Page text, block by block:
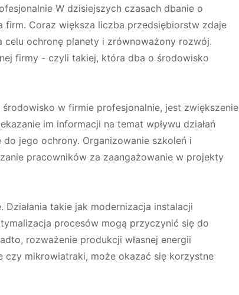
W dzisiejszych czasach dbanie o
firm. Coraz większa liczba przedsiębiorstw zdaje
celu ochronę planety i zrównoważony rozwój.
firmy - czyli takiej, która dba o środowisko
w firmie profesjonalnie, jest zwiększenie
im informacji na temat wpływu działań
jego ochrony. Organizowanie szkoleń i
pracowników za zaangażowanie w projekty
takie jak modernizacja instalacji
procesów mogą przyczynić się do
rozważenie produkcji własnej energii
czy mikrowiatraki, może okazać się korzystne